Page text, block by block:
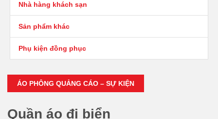
Nhà hàng khách sạn
Sản phẩm khác
Phụ kiện đồng phục
ÁO PHÔNG QUẢNG CÁO – SỰ KIỆN
Quần áo đi biển